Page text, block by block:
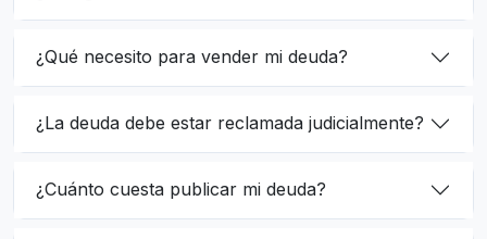
¿Qué necesito para vender mi deuda?
¿La deuda debe estar reclamada judicialmente?
¿Cuánto cuesta publicar mi deuda?